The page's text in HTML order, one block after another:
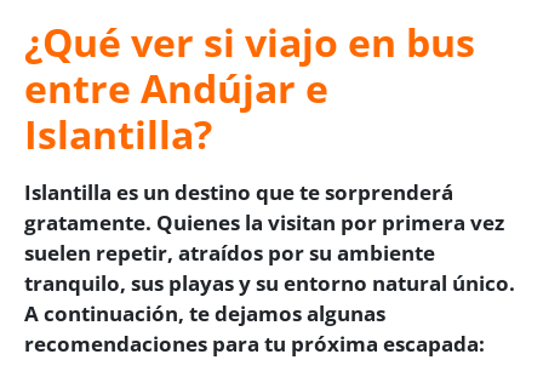
¿Qué ver si viajo en bus
entre Andújar e
Islantilla?
Islantilla es un destino que te sorprenderá
gratamente. Quienes la visitan por primera vez
suelen repetir, atraídos por su ambiente
tranquilo, sus playas y su entorno natural único.
A continuación, te dejamos algunas
recomendaciones para tu próxima escapada: